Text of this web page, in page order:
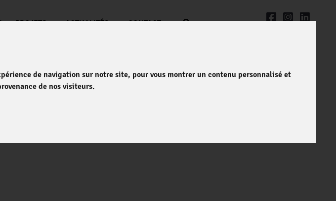
de navigation sur notre site, pour vous montrer un contenu personnalisé et
de nos visiteurs.
PROJETS ACTUALITÉS CONTACT